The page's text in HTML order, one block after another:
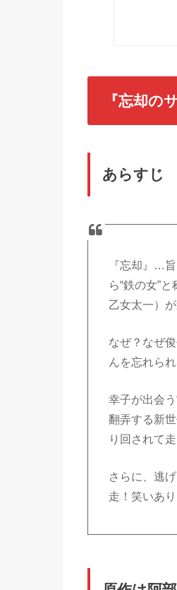
『忘却の
あらすじ
『忘却』…
ら“鉄の女”
乙女太一）
なぜ？なぜ
んを忘れら
幸子が出会
翻弄する新
り回されて
さらに、逃
走！笑いあ